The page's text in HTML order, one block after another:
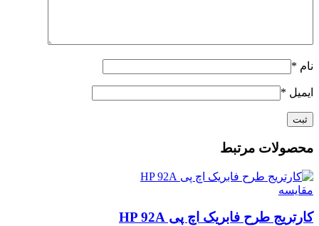
نام *
ایمیل *
محصولات مرتبط
مقايسه
کارتریج طرح فابریک اچ پی HP 92A